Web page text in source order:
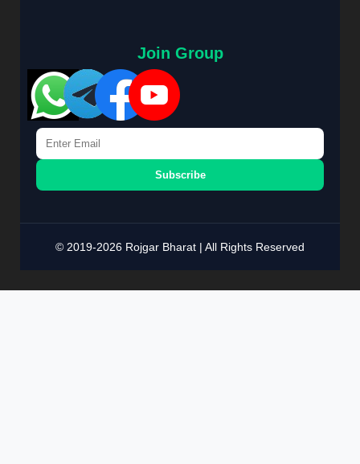
Join Group
Subscribe
© 2019-2026 Rojgar Bharat | All Rights Reserved